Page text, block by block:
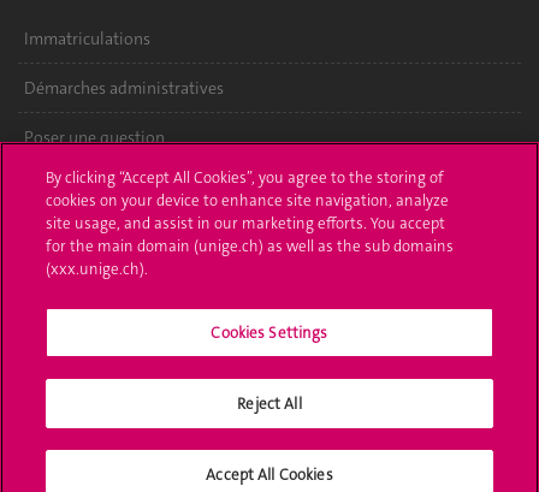
Immatriculations
Démarches administratives
Poser une question
L'UNIGE vous informe
UNIGE Mobile
Bibliothèque
Médias sociaux UNIGE
By clicking “Accept All Cookies”, you agree to the storing of
cookies on your device to enhance site navigation, analyze
site usage, and assist in our marketing efforts. You accept
for the main domain (unige.ch) as well as the sub domains
(xxx.unige.ch).
Cookies Settings
Reject All
Accept All Cookies